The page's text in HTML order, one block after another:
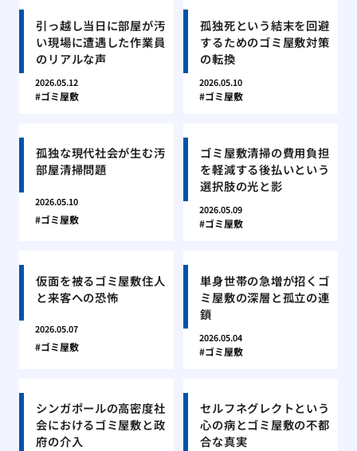
引っ越し当日に部屋が汚
い現場に遭遇した作業員
のリアルな声
2026.05.12
ゴミ屋敷
孤独死という結末を回避
するためのゴミ屋敷対策
の転換
2026.05.10
ゴミ屋敷
孤独な現代社会が生む汚
部屋清掃問題
2026.05.10
ゴミ屋敷
ゴミ屋敷清掃の費用負担
を軽減する後払いという
選択肢の光と影
2026.05.09
ゴミ屋敷
仮面を被るゴミ屋敷住人
と来客への恐怖
2026.05.07
ゴミ屋敷
単身世帯の急増が招くゴ
ミ屋敷の深層と孤立の連
鎖
2026.05.04
ゴミ屋敷
シンガポールの高密度社
会におけるゴミ屋敷と政
府の介入
セルフネグレクトという
心の病とゴミ屋敷の不都
合な真実